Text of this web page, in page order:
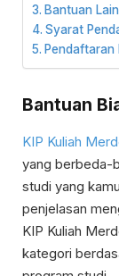
Bantuan
Syarat
Pendaftaran
Bantuan
KIP Kuliah
yang berbeda-
studi yang
penjelasan
KIP Kuliah
kategori